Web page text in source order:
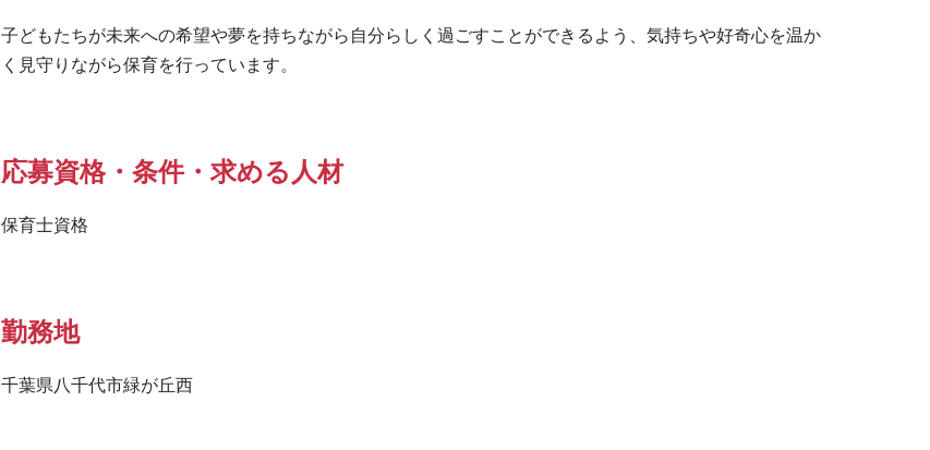
子どもたちが未来への希望や夢を持ちながら自分らしく過ごすことができるよう、気持ちや好奇心を温か
応募資格・条件・求める人材
保育士資格
勤務地
千葉県八千代市緑が丘西